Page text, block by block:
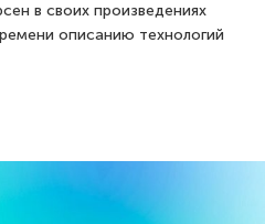
в своих произведениях
описанию технологий